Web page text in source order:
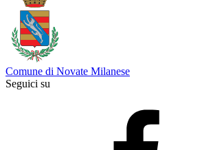
Comune di Novate Milanese
Seguici su